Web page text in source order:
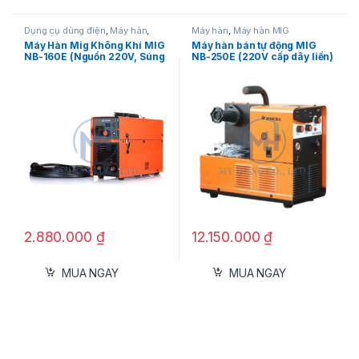
nhất.
Dụng cụ dùng điện, Máy hàn,
Máy hàn MIG
Máy Hàn Mig Không Khí MIG
NB-160E (Nguồn 220V, Súng
2.880.000 ₫
MUA NGAY
Máy hàn, Máy hàn MIG
Máy hàn bán tự động MIG
NB-250E (220V cấp dây liền)
12.150.000 ₫
MUA NGAY